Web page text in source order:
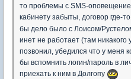
то проблемы с SMS-
кабинету забыты, договор где-
бы дело было с Лоисом/
инет не работает (там
позвонил, убедился что у меня
бы вспомнить логин/пароль в
приехать к ним в Долгопу